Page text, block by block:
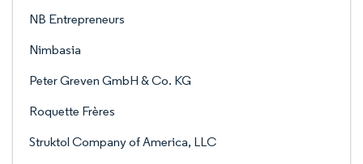
NB Entrepreneurs
Nimbasia
Peter Greven GmbH & Co. KG
Roquette Frères
Struktol Company of America, LLC